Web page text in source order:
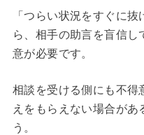
「つらい状況をすぐに
ら、相手の助言を盲信し
意が必要です。
相談を受ける側にも不得
えをもらえない場合があ
う。